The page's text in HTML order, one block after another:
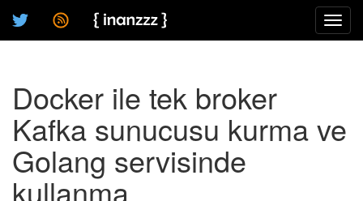
Docker ile tek broker
Kafka sunucusu kurma ve
Golang servisinde
kullanma